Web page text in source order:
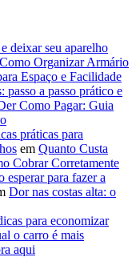
deixar seu aparelho
Como Organizar Armário
Espaço e Facilidade
a passo prático e
Como Pagar: Guia
práticas para
em Quanto Custa
Cobrar Corretamente
esperar para fazer a
Dor nas costas alta: o
para economizar
o carro é mais
aqui